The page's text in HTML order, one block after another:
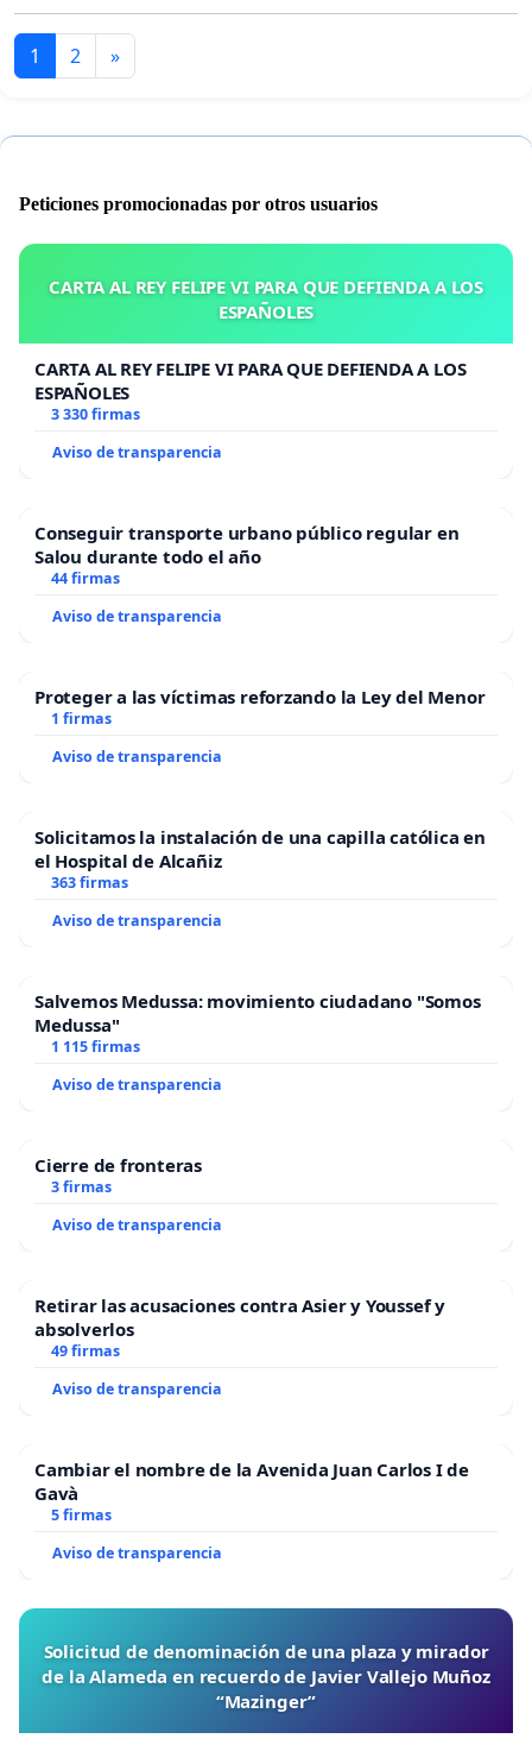
1 2 »
Peticiones promocionadas por otros usuarios
CARTA AL REY FELIPE VI PARA QUE DEFIENDA A LOS
ESPAÑOLES
CARTA AL REY FELIPE VI PARA QUE DEFIENDA A LOS
ESPAÑOLES
3 330 firmas
Aviso de transparencia
Conseguir transporte urbano público regular en
Salou durante todo el año
44 firmas
Aviso de transparencia
Proteger a las víctimas reforzando la Ley del Menor
1 firmas
Aviso de transparencia
Solicitamos la instalación de una capilla católica en
el Hospital de Alcañiz
363 firmas
Aviso de transparencia
Salvemos Medussa: movimiento ciudadano "Somos
Medussa"
1 115 firmas
Aviso de transparencia
Cierre de fronteras
3 firmas
Aviso de transparencia
Retirar las acusaciones contra Asier y Youssef y
absolverlos
49 firmas
Aviso de transparencia
Cambiar el nombre de la Avenida Juan Carlos I de
Gavà
5 firmas
Aviso de transparencia
Solicitud de denominación de una plaza y mirador
de la Alameda en recuerdo de Javier Vallejo Muñoz
“Mazinger”